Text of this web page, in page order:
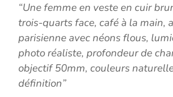
“Une femme en veste en cuir
trois-quarts face, café à la main,
parisienne avec néons flous,
photo réaliste, profondeur de
objectif 50mm, couleurs
définition”